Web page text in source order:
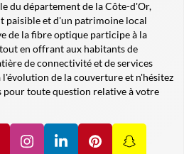
du département de la Côte-d'Or,
paisible et d'un patrimoine local
de la fibre optique participe à la
en offrant aux habitants de
de connectivité et de services
de la couverture et n'hésitez
pour toute question relative à votre